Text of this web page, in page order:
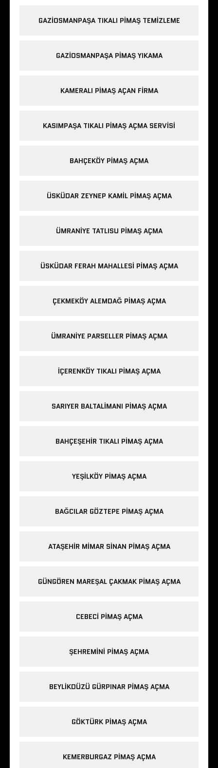
GAZIOSMANPAŞA TIKALI PIMAŞ TEMIZLEME
GAZIOSMANPAŞA PIMAŞ YIKAMA
KAMERALI PIMAŞ AÇAN FIRMA
KASIMPAŞA TIKALI PIMAŞ AÇMA SERVISI
BAHÇEKÖY PIMAŞ AÇMA
ÜSKÜDAR ZEYNEP KAMIL PIMAŞ AÇMA
ÜMRANIYE TATLISU PIMAŞ AÇMA
ÜSKÜDAR FERAH MAHALLESI PIMAŞ AÇMA
ÇEKMEKÖY ALEMDAĞ PIMAŞ AÇMA
ÜMRANIYE PARSELLER PIMAŞ AÇMA
IÇERENKÖY TIKALI PIMAŞ AÇMA
SARIYER BALTALIMANI PIMAŞ AÇMA
BAHÇEŞEHIR TIKALI PIMAŞ AÇMA
YEŞILKÖY PIMAŞ AÇMA
BAĞCILAR GÖZTEPE PIMAŞ AÇMA
ATAŞEHIR MIMAR SINAN PIMAŞ AÇMA
GÜNGÖREN MAREŞAL ÇAKMAK PIMAŞ AÇMA
CEBECI PIMAŞ AÇMA
ŞEHREMINI PIMAŞ AÇMA
BEYLIKDÜZÜ GÜRPINAR PIMAŞ AÇMA
GÖKTÜRK PIMAŞ AÇMA
KEMERBURGAZ PIMAŞ AÇMA